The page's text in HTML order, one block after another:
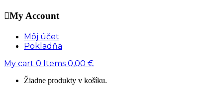
My Account
Môj účet
Pokladňa
My cart 0 Items 0,00 €
Žiadne produkty v košíku.